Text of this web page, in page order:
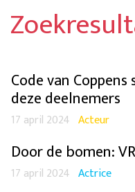
Code van
deze deelnemers
17 april 2024 Acteur
Door de bomen:
17 april 2024 Actrice